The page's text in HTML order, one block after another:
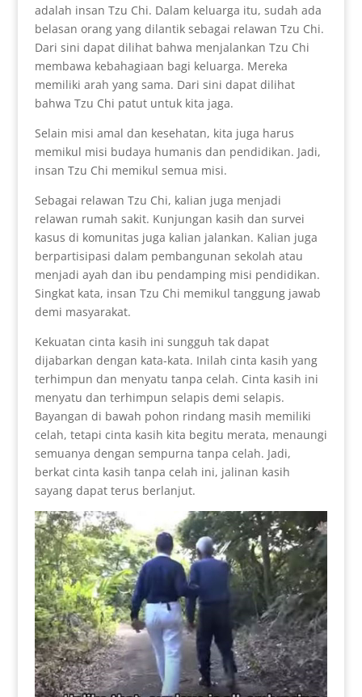
adalah insan Tzu Chi. Dalam keluarga itu, sudah ada
belasan orang yang dilantik sebagai relawan Tzu Chi.
Dari sini dapat dilihat bahwa menjalankan Tzu Chi
membawa kebahagiaan bagi keluarga. Mereka
memiliki arah yang sama. Dari sini dapat dilihat
bahwa Tzu Chi patut untuk kita jaga.
Selain misi amal dan kesehatan, kita juga harus
memikul misi budaya humanis dan pendidikan. Jadi,
insan Tzu Chi memikul semua misi.
Sebagai relawan Tzu Chi, kalian juga menjadi
relawan rumah sakit. Kunjungan kasih dan survei
kasus di komunitas juga kalian jalankan. Kalian juga
berpartisipasi dalam pembangunan sekolah atau
menjadi ayah dan ibu pendamping misi pendidikan.
Singkat kata, insan Tzu Chi memikul tanggung jawab
demi masyarakat.
Kekuatan cinta kasih ini sungguh tak dapat
dijabarkan dengan kata-kata. Inilah cinta kasih yang
terhimpun dan menyatu tanpa celah. Cinta kasih ini
menyatu dan terhimpun selapis demi selapis.
Bayangan di bawah pohon rindang masih memiliki
celah, tetapi cinta kasih kita begitu merata, menaungi
semuanya dengan sempurna tanpa celah. Jadi,
berkat cinta kasih tanpa celah ini, jalinan kasih
sayang dapat terus berlanjut.